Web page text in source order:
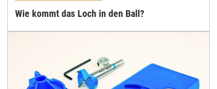
Wie kommt das Loch in den Ball?